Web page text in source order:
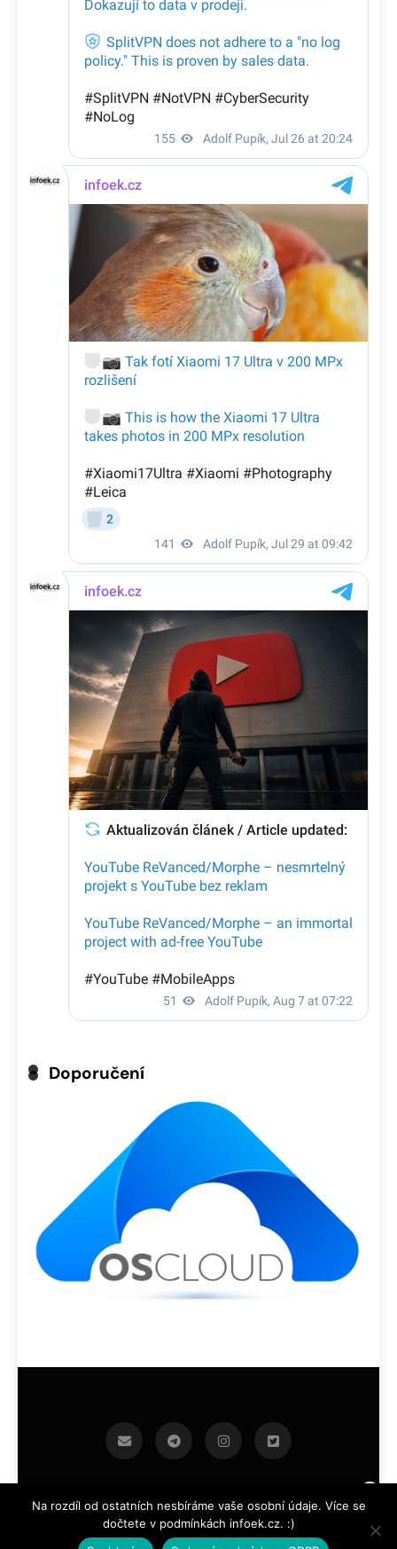
Doporučení
infoek.cz 2026.Developed By BlazeThemes .
Na rozdíl od ostatních nesbíráme vaše osobní údaje. Více se
dočtete v podmínkách infoek.cz. :)